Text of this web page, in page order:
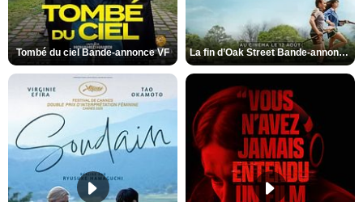
Tombé du ciel Bande-annonce VF La fin d’Oak Street Bande-annonce VO STFR